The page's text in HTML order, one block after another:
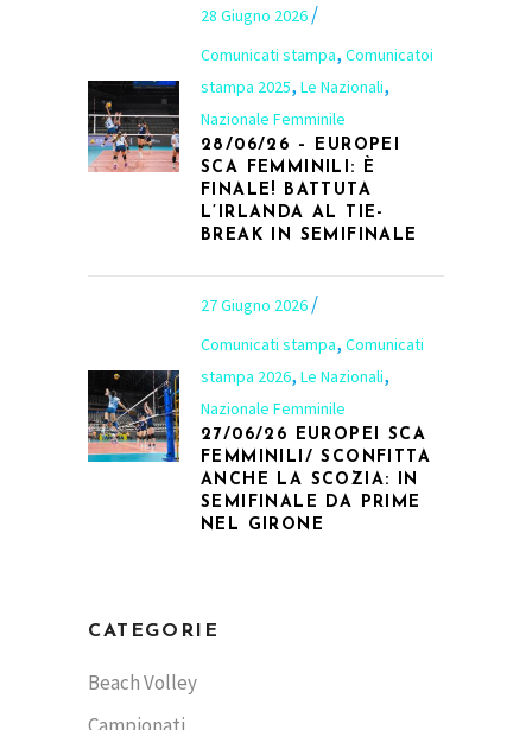
28 Giugno 2026
Comunicati stampa, Comunicatoi
stampa 2025, Le Nazionali,
Nazionale Femminile
28/06/26 – EUROPEI
SCA FEMMINILI: È
FINALE! BATTUTA
L’IRLANDA AL TIE-
BREAK IN SEMIFINALE
27 Giugno 2026
Comunicati stampa, Comunicati
stampa 2026, Le Nazionali,
Nazionale Femminile
27/06/26 EUROPEI SCA
FEMMINILI/ SCONFITTA
ANCHE LA SCOZIA: IN
SEMIFINALE DA PRIME
NEL GIRONE
CATEGORIE
Beach Volley